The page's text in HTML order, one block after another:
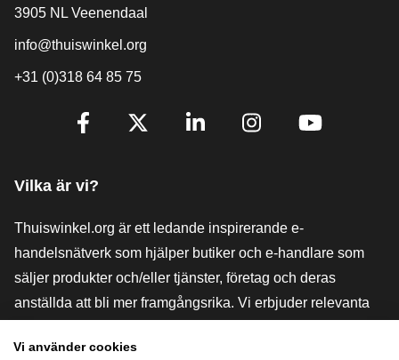
3905 NL Veenendaal
info@thuiswinkel.org
+31 (0)318 64 85 75
[_General:SocialMediaTitle]
Vilka är vi?
Thuiswinkel.org är ett ledande inspirerande e-
handelsnätverk som hjälper butiker och e-handlare som
säljer produkter och/eller tjänster, företag och deras
anställda att bli mer framgångsrika. Vi erbjuder relevanta
Thuiswinkel-recensioner, rättsliga medel och rådgivning,
Vi använder cookies